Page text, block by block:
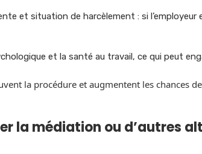
et situation de harcèlement : si l’employeur
et la santé au travail, ce qui peut
la procédure et augmentent les chances
la médiation ou d’autres